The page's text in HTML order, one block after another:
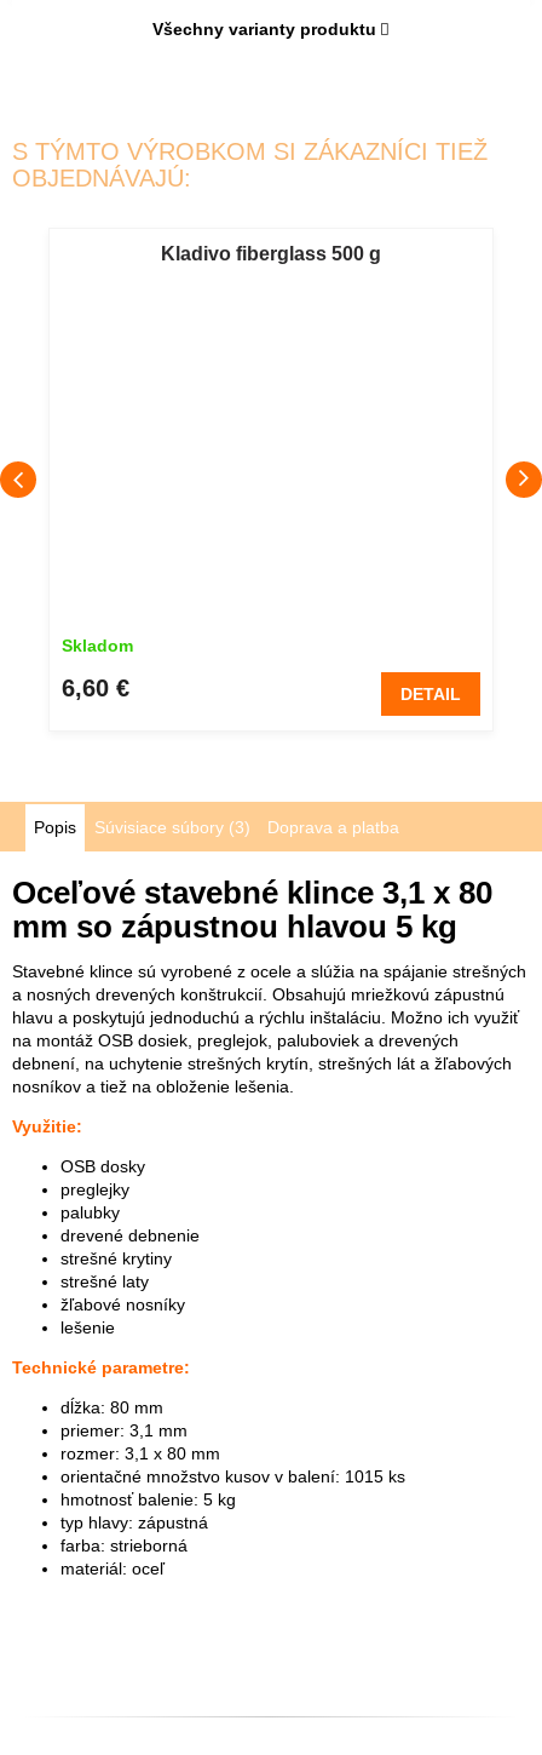
Všechny varianty produktu
S TÝMTO VÝROBKOM SI ZÁKAZNÍCI TIEŽ
OBJEDNÁVAJÚ:
Kladivo fiberglass 500 g
Skladom
6,60 € DETAIL
Popis Súvisiace súbory (3) Doprava a platba
Oceľové stavebné klince 3,1 x 80
mm so zápustnou hlavou 5 kg
Stavebné klince sú vyrobené z ocele a slúžia na spájanie strešných
a nosných drevených konštrukcií. Obsahujú mriežkovú zápustnú
hlavu a poskytujú jednoduchú a rýchlu inštaláciu. Možno ich využiť
na montáž OSB dosiek, preglejok, paluboviek a drevených
debnení, na uchytenie strešných krytín, strešných lát a žľabových
nosníkov a tiež na obloženie lešenia.
Využitie:
OSB dosky
preglejky
palubky
drevené debnenie
strešné krytiny
strešné laty
žľabové nosníky
lešenie
Technické parametre:
dĺžka: 80 mm
priemer: 3,1 mm
rozmer: 3,1 x 80 mm
orientačné množstvo kusov v balení: 1015 ks
hmotnosť balenie: 5 kg
typ hlavy: zápustná
farba: strieborná
materiál: oceľ